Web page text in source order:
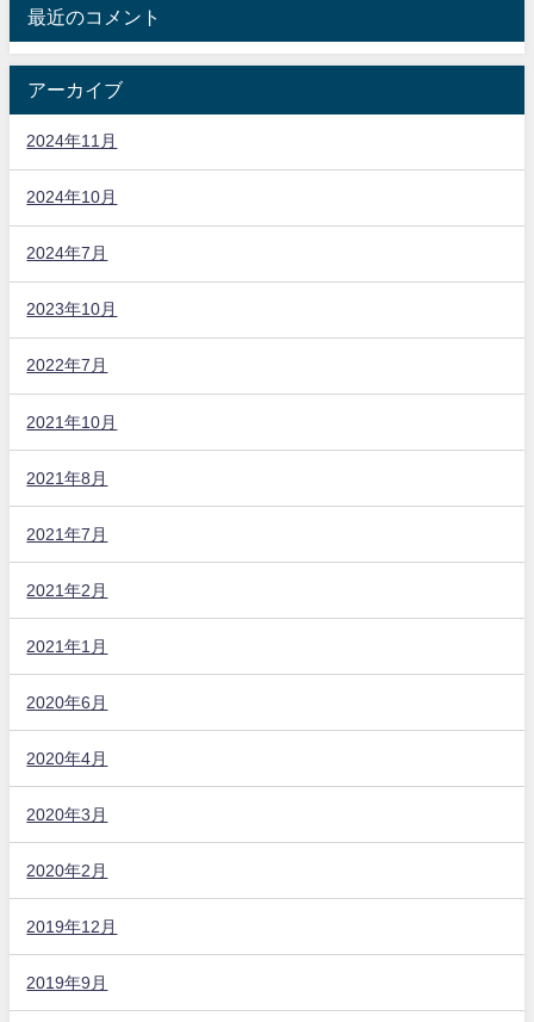
最近のコメント
アーカイブ
2024年11月
2024年10月
2024年7月
2023年10月
2022年7月
2021年10月
2021年8月
2021年7月
2021年2月
2021年1月
2020年6月
2020年4月
2020年3月
2020年2月
2019年12月
2019年9月